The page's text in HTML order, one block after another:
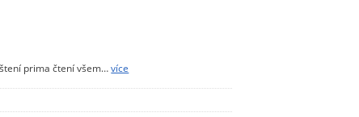
prima čtení všem…více